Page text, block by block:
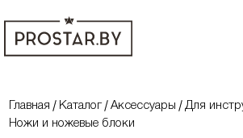
Главная Каталог Аксессуары
Для
Ножи и ножевые блоки